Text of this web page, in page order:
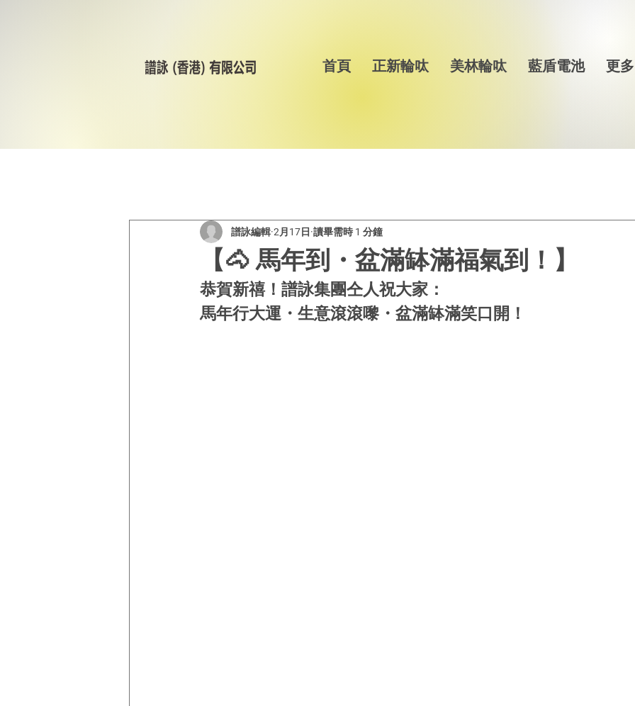
首頁 正新輪呔 美林輪呔 藍盾電池 更多
【🐴 馬年到・盆滿缽滿福氣到！】
譜詠編輯 2月17日 讀畢需時 1 分鐘
恭賀新禧！譜詠集團仝人祝大家：
馬年行大運・生意滾滾嚟・盆滿缽滿笑口開！